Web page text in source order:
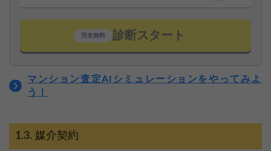
完全無料 診断スタート
マンション査定AIシミュレーションをやってみよ
う！
媒介契約